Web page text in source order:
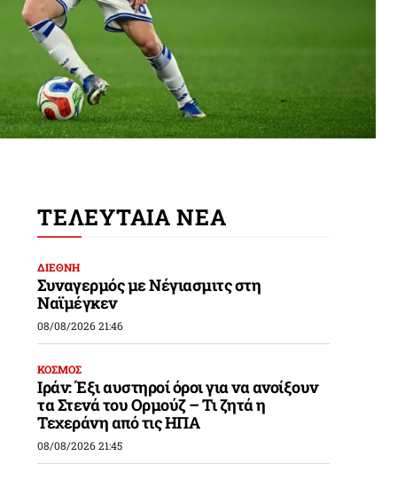
ΤΕΛΕΥΤΑΙΑ ΝΕΑ
ΔΙΕΘΝΗ
Συναγερμός με Νέγιασμιτς στη
Ναϊμέγκεν
08/08/2026 21:46
ΚΟΣΜΟΣ
Ιράν: Έξι αυστηροί όροι για να ανοίξουν
τα Στενά του Ορμούζ – Τι ζητά η
Τεχεράνη από τις ΗΠΑ
08/08/2026 21:45